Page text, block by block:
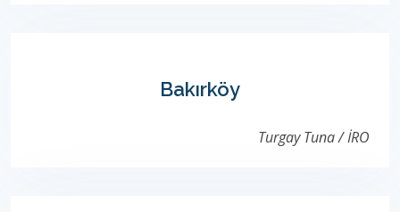
Bakırköy
Turgay Tuna / İRO